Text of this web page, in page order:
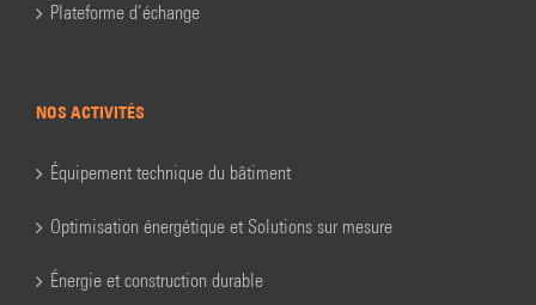
Plateforme d’échange
NOS ACTIVITÉS
Équipement technique du bâtiment
Optimisation énergétique et Solutions sur mesure
Énergie et construction durable